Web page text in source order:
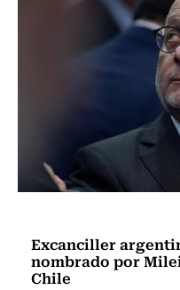
Excanciller
nombrado por
Chile